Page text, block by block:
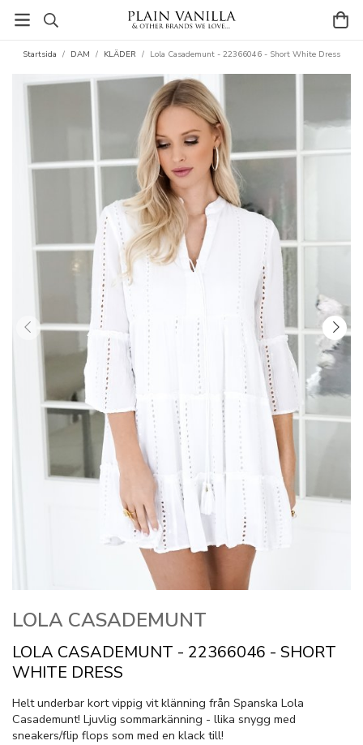
Startsida / DAM / KLÄDER / Lola Casademunt - 22366046 - Short White Dress
LOLA CASADEMUNT
LOLA CASADEMUNT - 22366046 - SHORT
WHITE DRESS
Helt underbar kort vippig vit klänning från Spanska Lola
Casademunt! Ljuvlig sommarkänning - llika snygg med
sneakers/flip flops som med en klack till!